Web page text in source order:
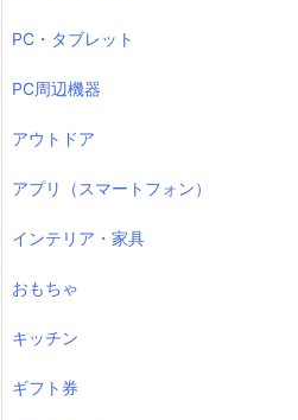
PC・タブレット
PC周辺機器
アウトドア
アプリ（スマートフォン）
インテリア・家具
おもちゃ
キッチン
ギフト券